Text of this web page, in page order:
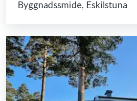
Byggnadssmide, Eskilstuna